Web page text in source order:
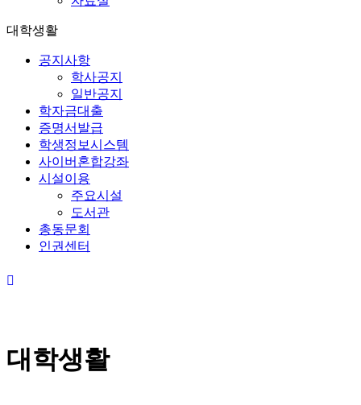
대학생활
공지사항
학사공지
일반공지
학자금대출
증명서발급
학생정보시스템
사이버혼합강좌
시설이용
주요시설
도서관
총동문회
인권센터
대학생활